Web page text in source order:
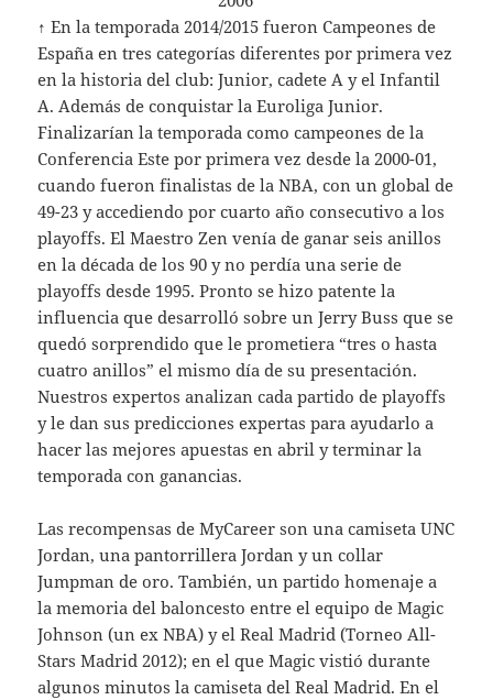
↑ En la temporada 2014/2015 fueron Campeones de
España en tres categorías diferentes por primera vez
en la historia del club: Junior, cadete A y el Infantil
A. Además de conquistar la Euroliga Junior.
Finalizarían la temporada como campeones de la
Conferencia Este por primera vez desde la 2000-01,
cuando fueron finalistas de la NBA, con un global de
49-23 y accediendo por cuarto año consecutivo a los
playoffs. El Maestro Zen venía de ganar seis anillos
en la década de los 90 y no perdía una serie de
playoffs desde 1995. Pronto se hizo patente la
influencia que desarrolló sobre un Jerry Buss que se
quedó sorprendido que le prometiera “tres o hasta
cuatro anillos” el mismo día de su presentación.
Nuestros expertos analizan cada partido de playoffs
y le dan sus predicciones expertas para ayudarlo a
hacer las mejores apuestas en abril y terminar la
temporada con ganancias.
Las recompensas de MyCareer son una camiseta UNC
Jordan, una pantorrillera Jordan y un collar
Jumpman de oro. También, un partido homenaje a
la memoria del baloncesto entre el equipo de Magic
Johnson (un ex NBA) y el Real Madrid (Torneo All-
Stars Madrid 2012); en el que Magic vistió durante
algunos minutos la camiseta del Real Madrid. En el